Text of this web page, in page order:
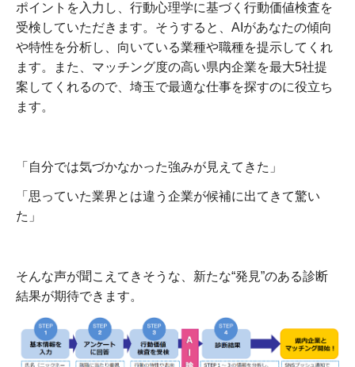
ポイントを入力し、行動心理学に基づく行動価値検査を
受検していただきます。そうすると、AIがあなたの傾向
や特性を分析し、向いている業種や職種を提示してくれ
ます。また、マッチング度の高い県内企業を最大5社提
案してくれるので、埼玉で最適な仕事を探すのに役立ち
ます。
「自分では気づかなかった強みが見えてきた」
「思っていた業界とは違う企業が候補に出てきて驚い
た」
そんな声が聞こえてきそうな、新たな“発見”のある診断
結果が期待できます。